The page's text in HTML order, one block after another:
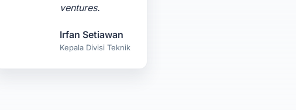
ventures.
Irfan Setiawan
Kepala Divisi Teknik